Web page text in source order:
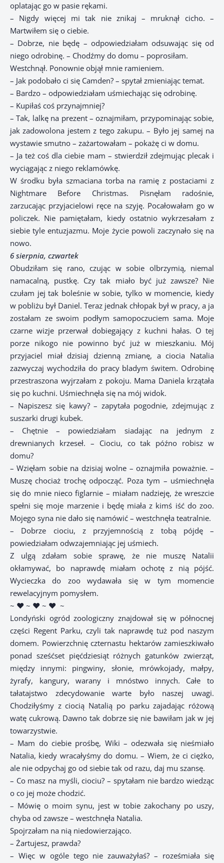
oplatając go w pasie rękami.
– Nigdy więcej mi tak nie znikaj – mruknął cicho. –
Martwiłem się o ciebie.
– Dobrze, nie będę – odpowiedziałam odsuwając się od
niego odrobinę. – Chodźmy do domu – poprosiłam.
Westchnął. Ponownie objął mnie ramieniem.
– Jak podobało ci się Camden? – spytał zmieniając temat.
– Bardzo – odpowiedziałam uśmiechając się odrobinę.
– Kupiłaś coś przynajmniej?
– Tak, lalkę na prezent – oznajmiłam, przypominając sobie,
jak zadowolona jestem z tego zakupu. – Było jej samej na
wystawie smutno – zażartowałam – pokażę ci w domu.
– Ja też coś dla ciebie mam – stwierdził zdejmując plecak i
wyciągając z niego reklamówkę.
W środku była szmaciana torba na ramię z postaciami z
Nightmare Before Christmas. Pisnęłam radośnie,
zarzucając przyjacielowi ręce na szyję. Pocałowałam go w
policzek. Nie pamiętałam, kiedy ostatnio wykrzesałam z
siebie tyle entuzjazmu. Moje życie powoli zaczynało się na
nowo.
6 sierpnia, czwartek
Obudziłam się rano, czując w sobie olbrzymią, niemal
namacalną, pustkę. Czy tak miało być już zawsze? Nie
czułam jej tak boleśnie w sobie, tylko w momencie, kiedy
w pobliżu był Daniel. Teraz jednak chłopak był w pracy, a ja
zostałam ze swoim podłym samopoczuciem sama. Moje
czarne wizje przerwał dobiegający z kuchni hałas. O tej
porze nikogo nie powinno być już w mieszkaniu. Mój
przyjaciel miał dzisiaj dzienną zmianę, a ciocia Natalia
zazwyczaj wychodziła do pracy bladym świtem. Odrobinę
przestraszona wyjrzałam z pokoju. Mama Daniela krzątała
się po kuchni. Uśmiechnęła się na mój widok.
– Napiszesz się kawy? – zapytała pogodnie, zdejmując z
suszarki drugi kubek.
– Chętnie – powiedziałam siadając na jednym z
drewnianych krzeseł. – Ciociu, co tak późno robisz w
domu?
– Wzięłam sobie na dzisiaj wolne – oznajmiła poważnie. –
Muszę chociaż trochę odpocząć. Poza tym – uśmiechnęła
się do mnie nieco figlarnie – miałam nadzieję, że wreszcie
spełni się moje marzenie i będę miała z kimś iść do zoo.
Mojego syna nie dało się namówić – westchnęła teatralnie.
– Dobrze ciociu, z przyjemnością z tobą pójdę –
powiedziałam odwzajemniając jej uśmiech.
Z ulgą zdałam sobie sprawę, że nie muszę Natalii
okłamywać, bo naprawdę miałam ochotę z nią pójść.
Wycieczka do zoo wydawała się w tym momencie
rewelacyjnym pomysłem.
~ ♥ ~ ♥ ~ ♥ ~
Londyński ogród zoologiczny znajdował się w północnej
części Regent Parku, czyli tak naprawdę tuż pod naszym
domem. Powierzchnię czternastu hektarów zamieszkiwało
ponad sześćset pięćdziesiąt różnych gatunków zwierząt,
między innymi: pingwiny, słonie, mrówkojady, małpy,
żyrafy, kangury, warany i mnóstwo innych. Całe to
tałatajstwo zdecydowanie warte było naszej uwagi.
Chodziłyśmy z ciocią Natalią po parku zajadając różową
watę cukrową. Dawno tak dobrze się nie bawiłam jak w jej
towarzystwie.
– Mam do ciebie prośbę, Wiki – odezwała się nieśmiało
Natalia, kiedy wracałyśmy do domu. – Wiem, że ci ciężko,
ale nie odpychaj go od siebie tak od razu, daj mu szansę.
– Co masz na myśli, ciociu? – spytałam nie bardzo wiedząc
o co jej może chodzić.
– Mówię o moim synu, jest w tobie zakochany po uszy,
chyba od zawsze – westchnęła Natalia.
Spojrzałam na nią niedowierzająco.
– Żartujesz, prawda?
– Więc w ogóle tego nie zauważyłaś? – roześmiała się